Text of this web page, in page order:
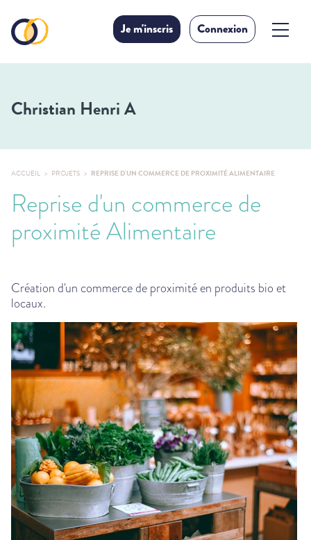
Je m'inscris Connexion
Christian Henri A
ACCUEIL PROJETS REPRISE D'UN COMMERCE DE PROXIMITÉ ALIMENTAIRE
Reprise d'un commerce de
proximité Alimentaire
Création d'un commerce de proximité en produits bio et
locaux.